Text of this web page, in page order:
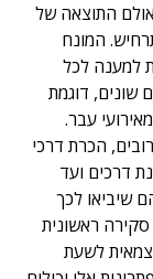
אולם התוצאה של
המונח
למענה לכל
שונים, דוגמת
עבר.
הכרת דרכי
דרכים ועד
שיביאו לכך
סקירה ראשונית
לשעת